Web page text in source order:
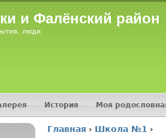
и Фалёнский район
люди
Главная › Школа №1 ›
История Моя